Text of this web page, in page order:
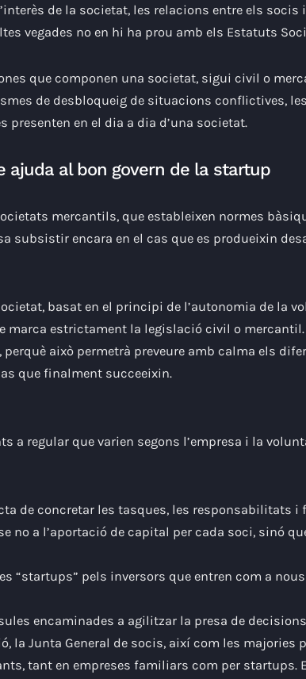
de la societat, les relacions entre els socis
vegades no en hi ha prou amb els Estatuts
que componen una societat, sigui civil o
de desbloqueig de situacions conflictives,
en el dia a dia d’una societat.
ajuda al bon govern de la startup
mercantils, que estableixen normes
subsistir encara en el cas que es produeixin
basat en el principi de l’autonomia de la
marca estrictament la legislació civil o mercantil.
això permetrà preveure amb calma els
que finalment succeeixin.
a regular que varien segons l’empresa i la
de concretar les tasques, les responsabilitats
no a l’aportació de capital per cada soci, sinó
“startups” pels inversors que entren com a
encaminades a agilitzar la presa de
la Junta General de socis, així com les majories
tant en empreses familiars com per startups.